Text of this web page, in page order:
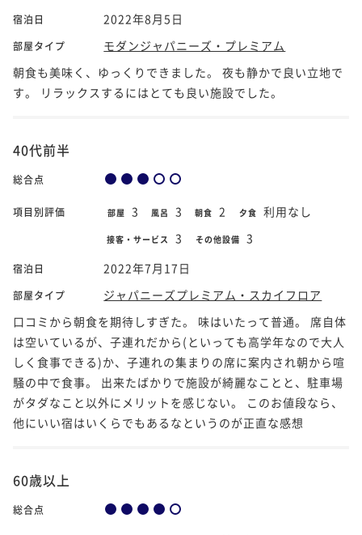
宿泊日 2022年8月5日
部屋タイプ
モダンジャパニーズ・プレミアム
朝食も美味く、ゆっくりできました。 夜も静かで良い立地で
す。 リラックスするにはとても良い施設でした。
40代前半
総合点
項目別評価 部屋 3 風呂 3 朝食 2 夕食 利用なし
接客・サービス 3 その他設備 3
宿泊日 2022年7月17日
部屋タイプ
ジャパニーズプレミアム・スカイフロア
口コミから朝食を期待しすぎた。 味はいたって普通。 席自体
は空いているが、子連れだから(といっても高学年なので大人
しく食事できる)か、子連れの集まりの席に案内され朝から喧
騒の中で食事。 出来たばかりで施設が綺麗なことと、駐車場
がタダなこと以外にメリットを感じない。 このお値段なら、
他にいい宿はいくらでもあるなというのが正直な感想
60歳以上
総合点